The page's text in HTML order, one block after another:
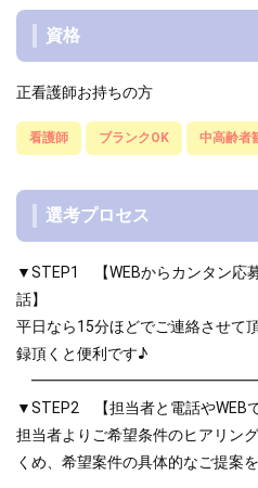
資格
正看護師お持ちの方
看護師 ブランクOK 中高齢者
選考プロセス
▼STEP1 【WEBからカンタン応
話】
平日なら15分ほどでご連絡させて
録頂くと便利です♪
▼STEP2 【担当者と電話やWEBで
担当者よりご希望条件のヒアリン
くめ、希望案件の具体的なご提案